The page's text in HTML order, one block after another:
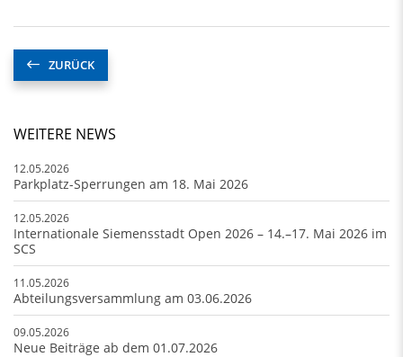
ZURÜCK
WEITERE NEWS
12.05.2026
Parkplatz-Sperrungen am 18. Mai 2026
12.05.2026
Internationale Siemensstadt Open 2026 – 14.–17. Mai 2026 im
SCS
11.05.2026
Abteilungsversammlung am 03.06.2026
09.05.2026
Neue Beiträge ab dem 01.07.2026